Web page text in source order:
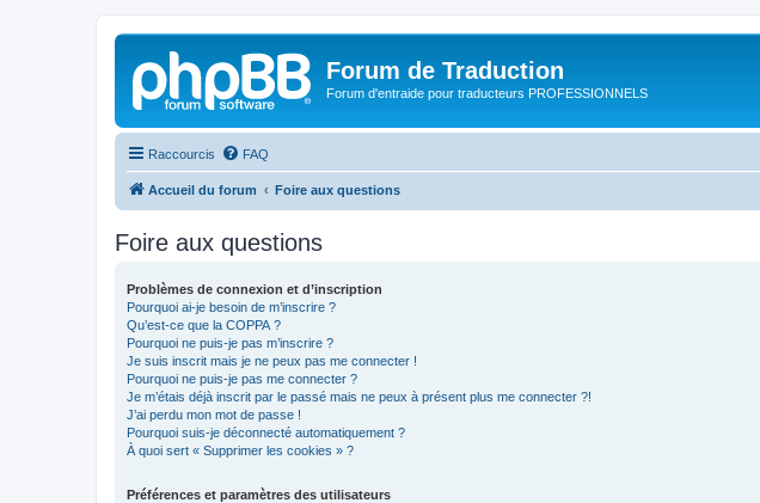
Forum de Traduction
Forum d'entraide pour traducteurs PROFESSIONNELS
Raccourcis FAQ
Accueil du forum Foire aux questions
Foire aux questions
Problèmes de connexion et d’inscription
Pourquoi ai-je besoin de m’inscrire ?
Qu’est-ce que la COPPA ?
Pourquoi ne puis-je pas m’inscrire ?
Je suis inscrit mais je ne peux pas me connecter !
Pourquoi ne puis-je pas me connecter ?
Je m’étais déjà inscrit par le passé mais ne peux à présent plus me connecter ?!
J’ai perdu mon mot de passe !
Pourquoi suis-je déconnecté automatiquement ?
À quoi sert « Supprimer les cookies » ?
Préférences et paramètres des utilisateurs